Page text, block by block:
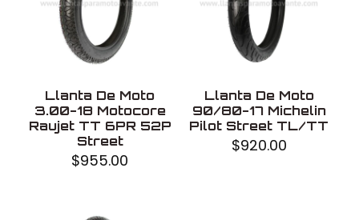
Fabricado en
Tailandia
Llanta De Moto
3.00-18 Motocore
Raujet TT 6PR 52P
Street
$955.00
Llanta De Moto
90/80-17 Michelin
Pilot Street TL/TT
$920.00